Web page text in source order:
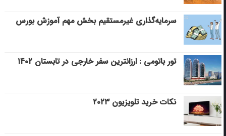
سرمایه‌گذاری غیرمستقیم بخش مهم آموزش بورس
تور باتومی : ارزانترین سفر خارجی در تابستان ۱۴۰۲
نکات خرید تلویزیون ۲۰۲۳